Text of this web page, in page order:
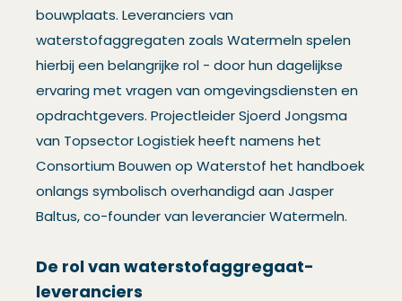
bouwplaats. Leveranciers van
waterstofaggregaten zoals Watermeln spelen
hierbij een belangrijke rol - door hun dagelijkse
ervaring met vragen van omgevingsdiensten en
opdrachtgevers. Projectleider Sjoerd Jongsma
van Topsector Logistiek heeft namens het
Consortium Bouwen op Waterstof het handboek
onlangs symbolisch overhandigd aan Jasper
Baltus, co-founder van leverancier Watermeln.
De rol van waterstofaggregaat-
leveranciers